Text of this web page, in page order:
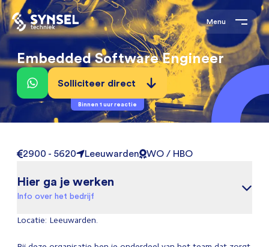
Menu
Embedded Software Engineer
Solliciteer direct
Binnen 1 uur reactie
2900 - 5620 Leeuwarden WO / HBO
Hier ga je werken
Info over het bedrijf
Locatie: Leeuwarden.